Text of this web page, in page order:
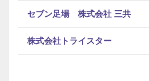
セブン足場 株式会社 三共
株式会社トライスター